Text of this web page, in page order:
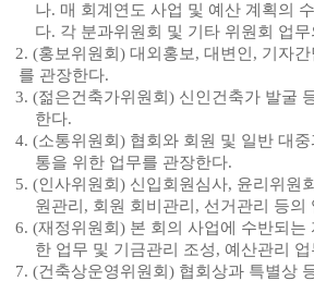
나. 매 회계연도 사업 및 예산 계획의
다. 각 분과위원회 및 기타 위원회 업
2. (홍보위원회)대외홍보,대변인 , 기자
를 관장한다.
3. (젊은건축가위원회) 신인건축가 발굴
한다.
4. (소통위원회) 협회와 회원 및 일반 대
통을 위한 업무를 관장한다.
5. (인사위원회) 신입회원심사, 윤리위원회
원관리 , 회원 회비관리 , 선거관리 등의
6. (재정위원회) 본 회의 사업에 수반되는
한 업무 및 기금관리 조성, 예산관리
7. (건축상운영위원회) 협회상과 특별상